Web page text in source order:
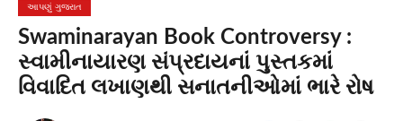
આપણું ગુજરાત
Swaminarayan Book Controversy :
સ્વામીનાયારણ સંપ્રદાયનાં પુસ્તકમાં
વિવાદિત લખાણથી સનાતનીઓમાં ભારે રોષ